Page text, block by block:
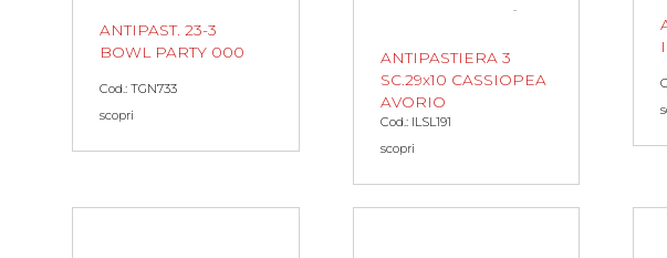
ANTIPAST. 23-3
BOWL PARTY 000
Cod.: TGN733
scopri
ANTIPASTIERA 3
SC.29x10 CASSIOPEA
AVORIO
Cod.: ILSL191
scopri